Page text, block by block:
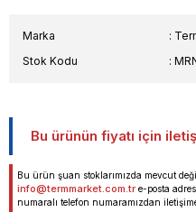
Marka :
Stok Kodu
Bu ürünün fiyatı için
Bu ürün şuan stoklarımızda mevcut
info@termmarket.com.tr e-posta
numaralı telefon numaramızdan